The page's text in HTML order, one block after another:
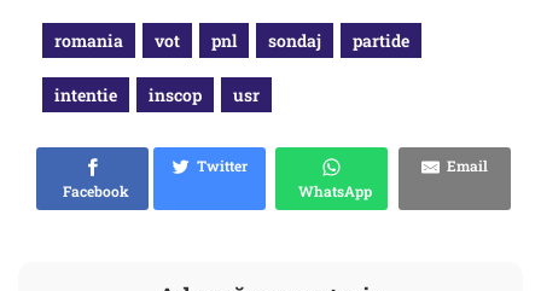
romania vot pnl sondaj partide
intentie inscop usr
Facebook
Twitter
WhatsApp
Email